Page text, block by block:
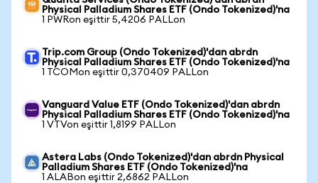
Physical Palladium Shares ETF (Ondo Tokenized)'na
1 PWRon eşittir 5,4206 PALLon
Trip.com Group (Ondo Tokenized)'dan abrdn
Physical Palladium Shares ETF (Ondo Tokenized)'na
1 TCOMon eşittir 0,370409 PALLon
Vanguard Value ETF (Ondo Tokenized)'dan abrdn
Physical Palladium Shares ETF (Ondo Tokenized)'na
1 VTVon eşittir 1,8199 PALLon
Astera Labs (Ondo Tokenized)'dan abrdn Physical
Palladium Shares ETF (Ondo Tokenized)'na
1 ALABon eşittir 2,6862 PALLon